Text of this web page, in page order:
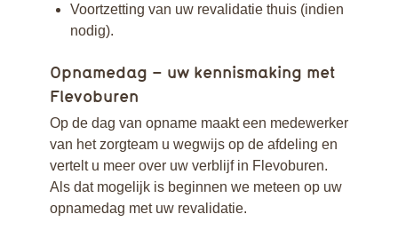
Voortzetting van uw revalidatie thuis (indien
nodig).
Opnamedag – uw kennismaking met
Flevoburen
Op de dag van opname maakt een medewerker
van het zorgteam u wegwijs op de afdeling en
vertelt u meer over uw verblijf in Flevoburen.
Als dat mogelijk is beginnen we meteen op uw
opnamedag met uw revalidatie.